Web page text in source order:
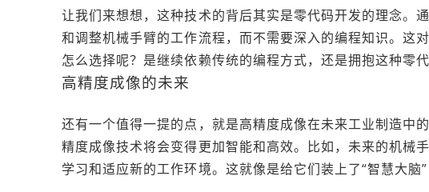
让我们来想想，这种技术的背后其实是零代码开发的理念。
和调整机械手臂的工作流程，而不需要深入的编程知识。这
怎么选择呢？是继续依赖传统的编程方式，还是拥抱这种零
高精度成像的未来
还有一个值得一提的点，就是高精度成像在未来工业制造中
精度成像技术将会变得更加智能和高效。比如，未来的机械
学习和适应新的工作环境。这就像是给它们装上了“智慧大脑